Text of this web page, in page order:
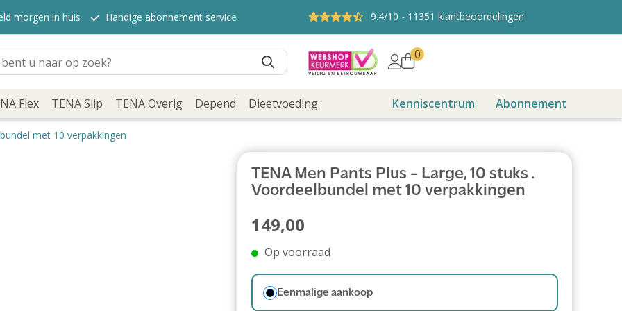
morgen in huis Handige abonnement service 9.4/10 - 11351 klantbeoordelingen
0
Flex TENA Slip TENA Overig Depend Dieetvoeding Kenniscentrum Abonnement
met 10 verpakkingen
TENA Men Pants Plus - Large, 10 stuks .
Voordeelbundel met 10 verpakkingen
149,00
Op voorraad
Eenmalige aankoop